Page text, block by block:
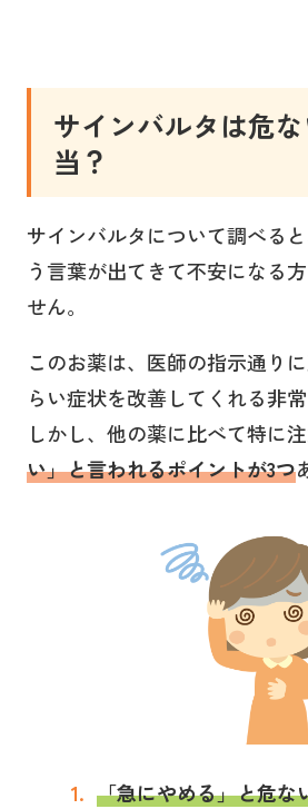
サインバルタは危
当？
サインバルタについて調べる
う言葉が出てきて不安になる
せん。
このお薬は、医師の指示通り
らい症状を改善してくれる非
しかし、他の薬に比べて特に
い」と言われるポイントが3つ
「急にやめる」と危な